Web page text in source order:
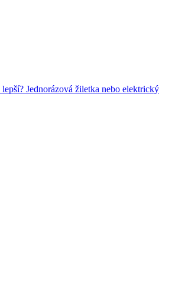
Jednorázová žiletka nebo elektrický